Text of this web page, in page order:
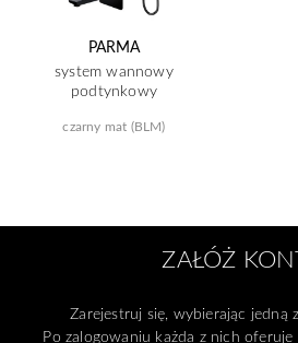
PARMA
system wannowy
podtynkowy
czarny mat (BLM)
ZAŁÓŻ
Zarejestruj się, wybierając jedną
Po zalogowaniu każda z nich